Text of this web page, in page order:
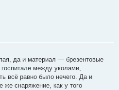
да и материал — брезентовые
между уколами,
всё равно было нечего. Да и
же снаряжение, как у того